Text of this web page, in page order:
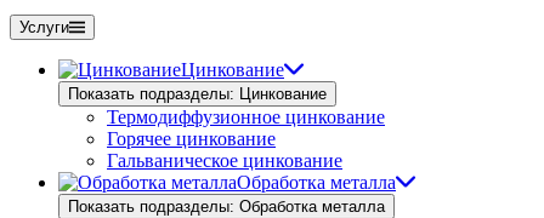
Услуги
Цинкование
Показать подразделы: Цинкование
Термодиффузионное цинкование
Горячее цинкование
Гальваническое цинкование
Обработка металла
Показать подразделы: Обработка металла